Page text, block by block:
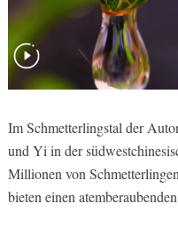
Im Schmetterlingstal der
und Yi in der
Millionen von
bieten einen